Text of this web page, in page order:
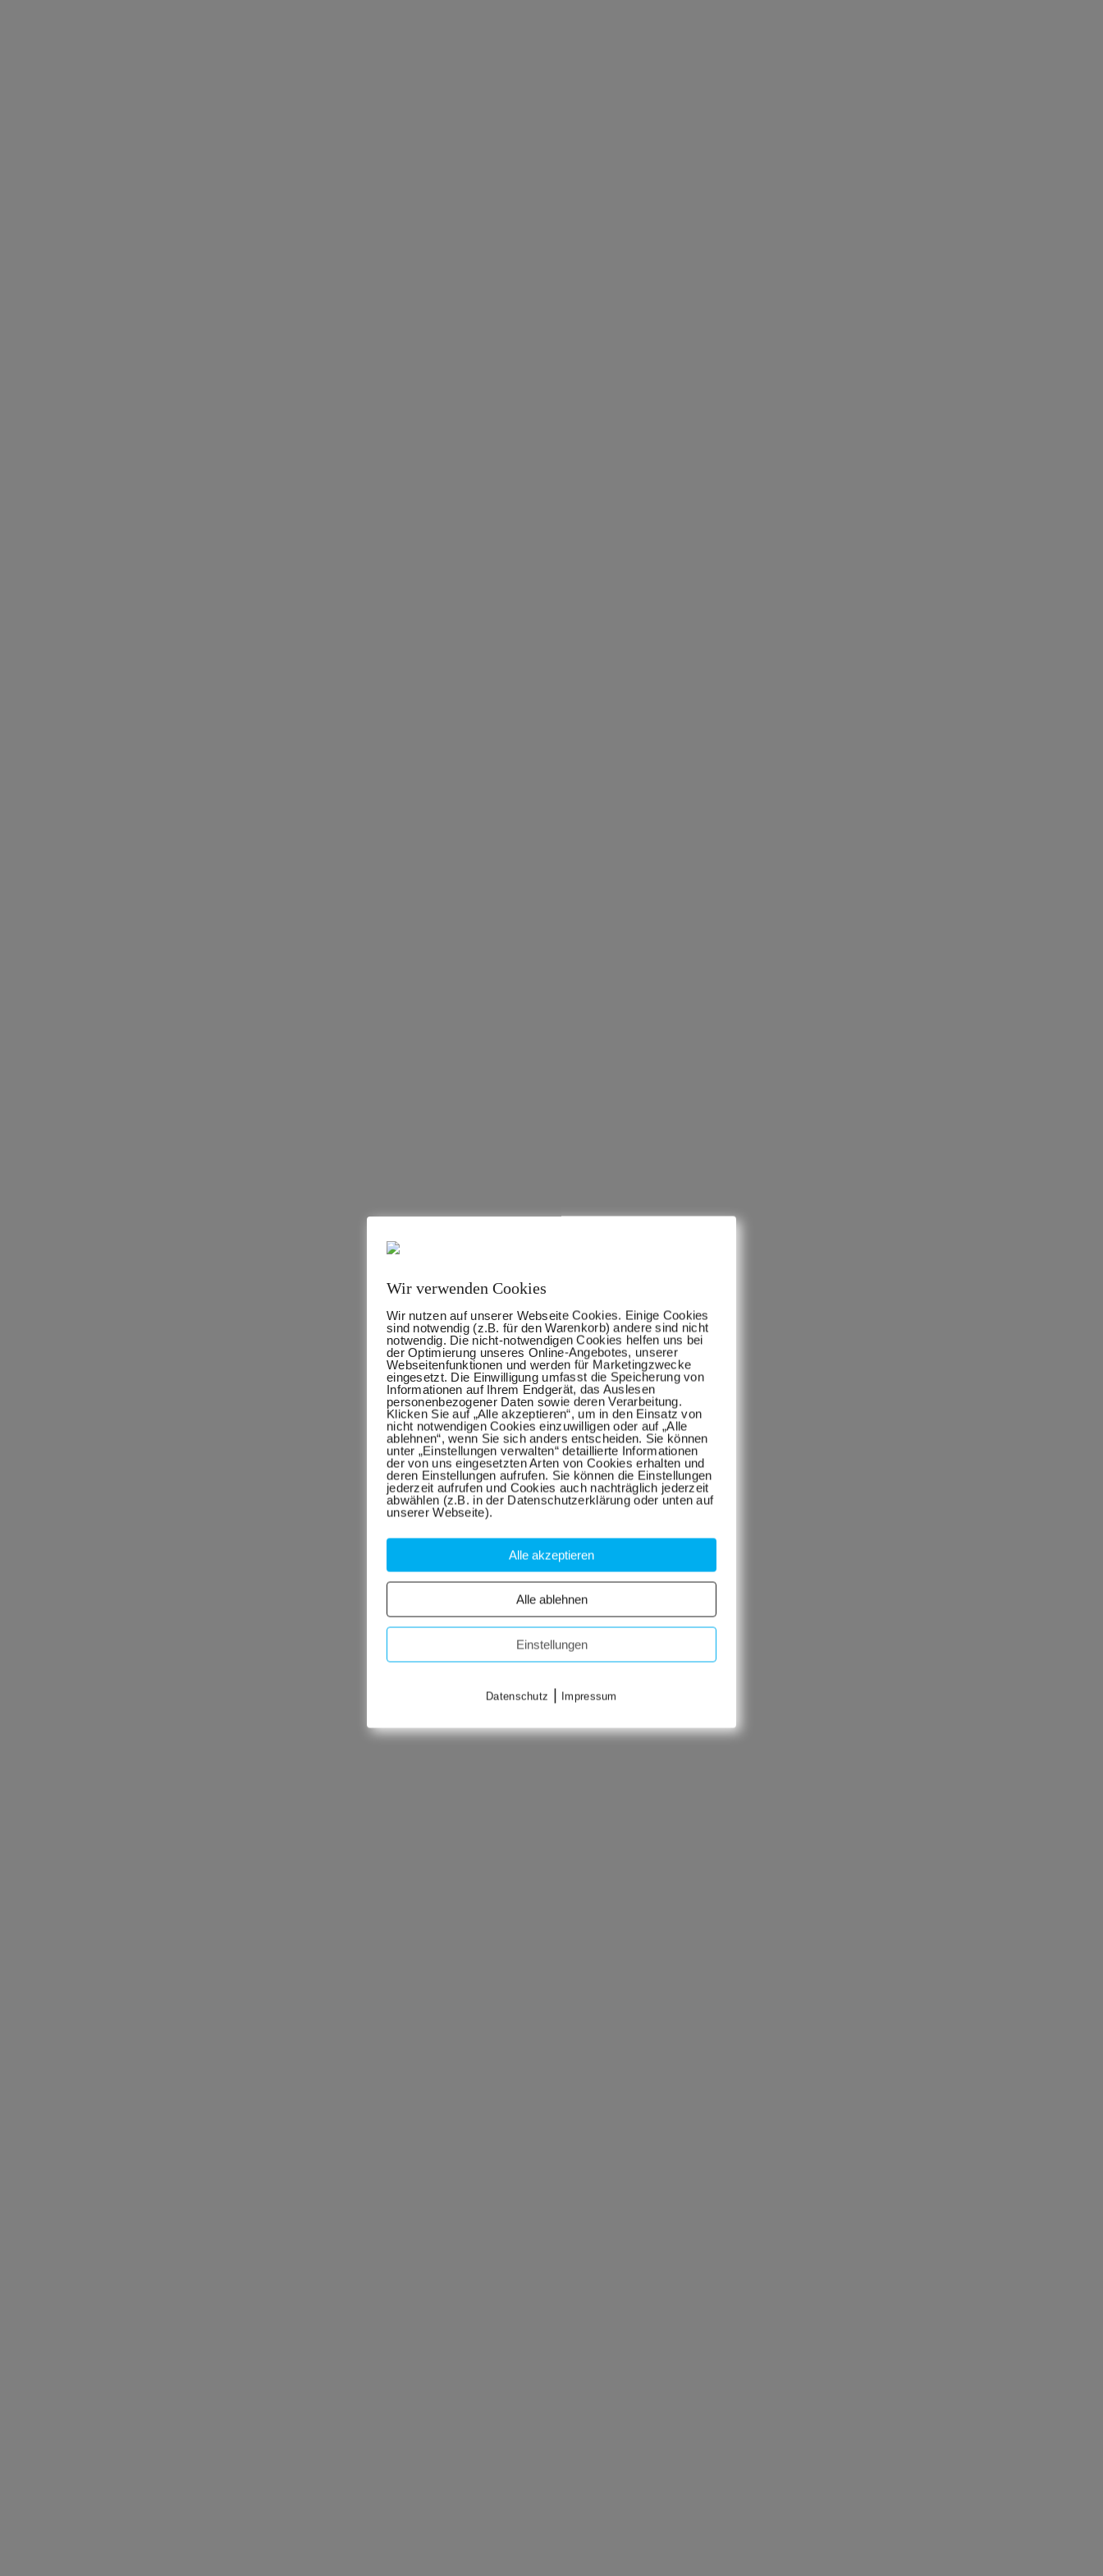
Wir verwenden Cookies
Wir nutzen auf unserer Webseite Cookies. Einige Cookies
sind notwendig (z.B. für den Warenkorb) andere sind nicht
notwendig. Die nicht-notwendigen Cookies helfen uns bei
der Optimierung unseres Online-Angebotes, unserer
Webseitenfunktionen und werden für Marketingzwecke
eingesetzt. Die Einwilligung umfasst die Speicherung von
Informationen auf Ihrem Endgerät, das Auslesen
personenbezogener Daten sowie deren Verarbeitung.
Klicken Sie auf „Alle akzeptieren“, um in den Einsatz von
nicht notwendigen Cookies einzuwilligen oder auf „Alle
ablehnen“, wenn Sie sich anders entscheiden. Sie können
unter „Einstellungen verwalten“ detaillierte Informationen
der von uns eingesetzten Arten von Cookies erhalten und
deren Einstellungen aufrufen. Sie können die Einstellungen
jederzeit aufrufen und Cookies auch nachträglich jederzeit
abwählen (z.B. in der Datenschutzerklärung oder unten auf
unserer Webseite).
Alle akzeptieren
Alle ablehnen
Einstellungen
Datenschutz | Impressum